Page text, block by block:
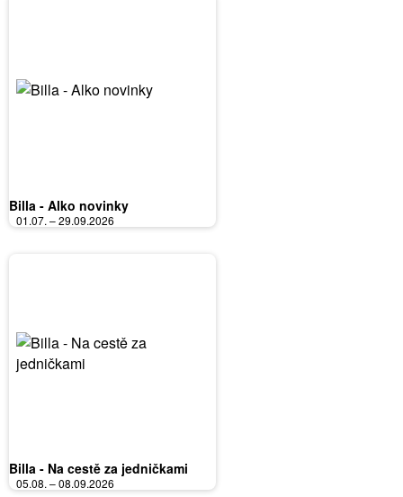
Billa - Alko novinky
01.07. – 29.09.2026
Billa - Na cestě za jedničkami
05.08. – 08.09.2026